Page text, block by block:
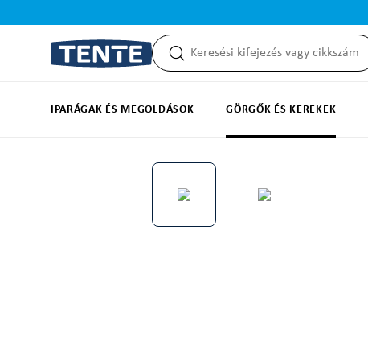
IPARÁGAK ÉS MEGOLDÁSOK GÖRGŐK ÉS KEREKEK